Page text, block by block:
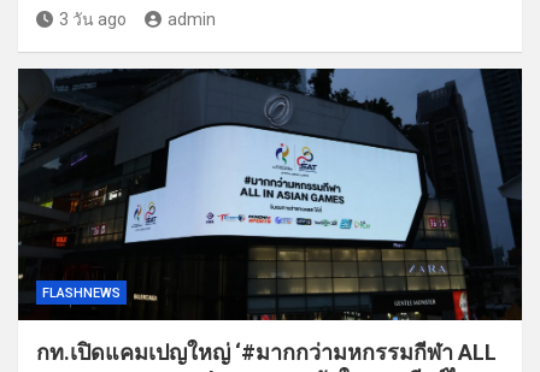
3 วัน ago admin
FLASHNEWS
กท.เปิดแคมเปญใหญ่ ‘#มากกว่ามหกรรมกีฬา ALL